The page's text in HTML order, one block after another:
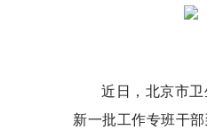
近日，北京市
新一批工作专班干